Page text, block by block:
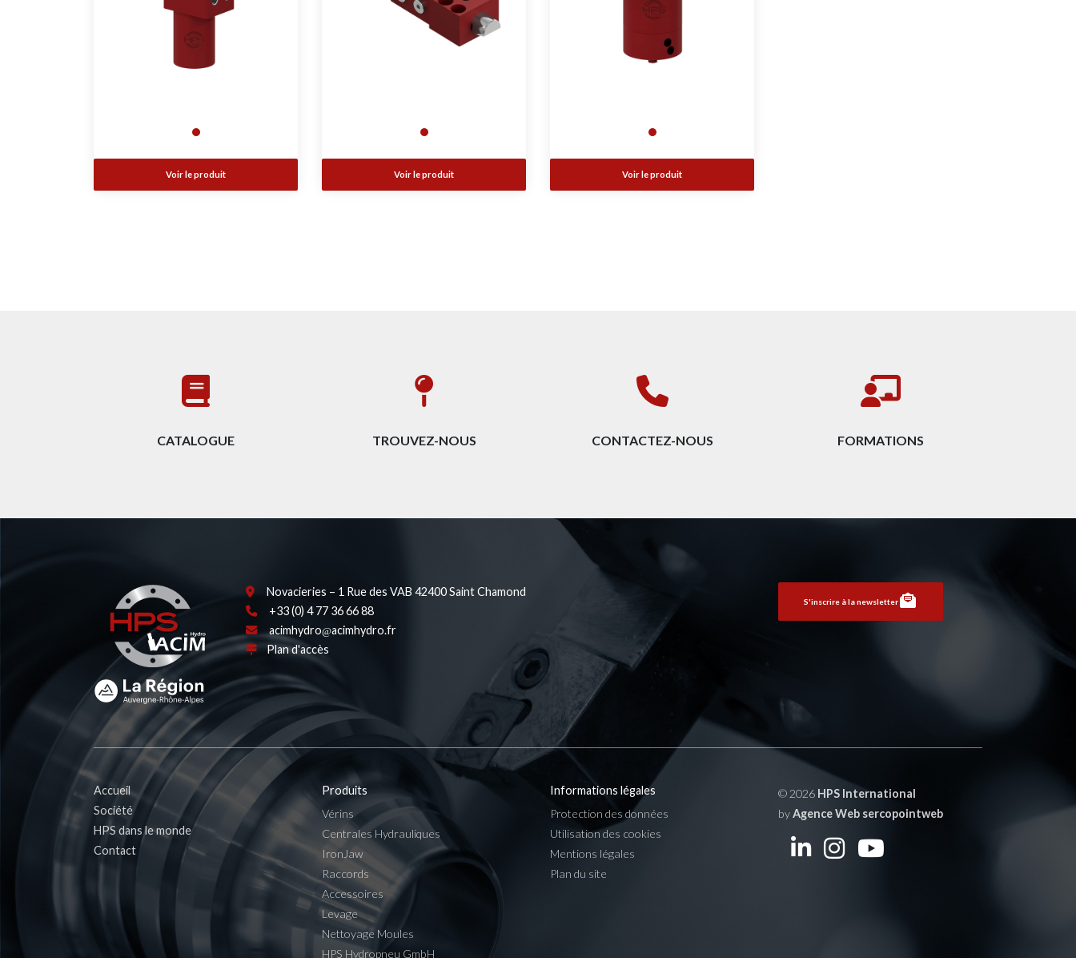
Voir le produit Voir le produit Voir le produit
CATALOGUE TROUVEZ-NOUS CONTACTEZ-NOUS FORMATIONS
Novacieries – 1 Rue des VAB 42400 Saint Chamond
+33 (0) 4 77 36 66 88
acimhydro
acimhydro.fr
Plan d'accès
S'inscrire à la newsletter
Accueil
Société
HPS dans le monde
Contact
Produits
Vérins
Centrales Hydrauliques
IronJaw
Raccords
Accessoires
Levage
Nettoyage Moules
HPS Hydropneu GmbH
Informations légales
Protection des données
Utilisation des cookies
Mentions légales
Plan du site
© 2026 HPS International
byAgence Web sercopointweb